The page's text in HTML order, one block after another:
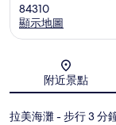
84310
顯示地圖
附近景點
拉美海灘- 步行 3 分